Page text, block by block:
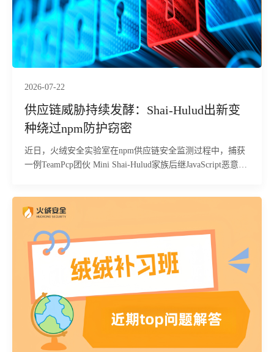
2026-07-22
供应链威胁持续发酵：Shai-Hulud出新变
种绕过npm防护窃密
近日，火绒安全实验室在npm供应链安全监测过程中，捕获
一例TeamPcp团伙 Mini Shai-Hulud家族后继JavaScript恶意载
衍生版本，核心攻击逻辑、窃密传播机制整体未发生改变，
属于该团伙持续迭代的供应链攻击产物。